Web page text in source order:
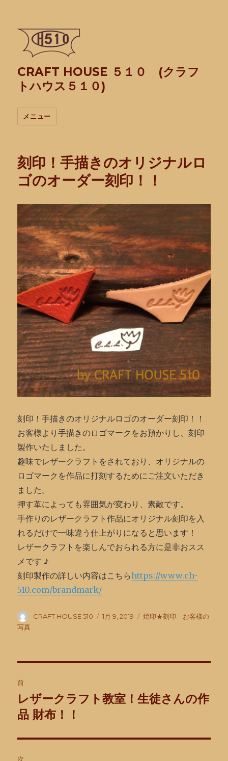
CRAFT HOUSE ５１０ (クラフ
トハウス５１０)
メニュー
刻印！手描きのオリジナルロ
ゴのオーダー刻印！！
刻印！手描きのオリジナルロゴのオーダー刻印！！
お客様より手描きのロゴマークをお預かりし、刻印
製作いたしました。
趣味でレザークラフトをされており、オリジナルの
ロゴマークを作品に打刻するためにご注文いただき
ました。
押す革によっても雰囲気が変わり、素敵です。
手作りのレザークラフト作品にオリジナル刻印を入
れるだけで一味違う仕上がりになると思います！
レザークラフトを楽しんでおられる方に是非おスス
メです ♪
刻印製作の詳しい内容はこちらhttps://www.ch-
510.com/brandmark/
投
CRAFT HOUSE 510
投
1月 9, 2019
カ
焼印★刻印 お客様の
写真
稿
ナ
ビ
前
前
の
稿:
レザークラフト教室！生徒さんの作
品 財布！！
次